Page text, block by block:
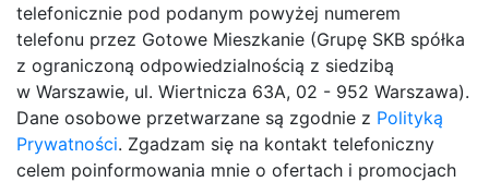
telefonicznie pod podanym powyżej numerem
telefonu przez Gotowe Mieszkanie (Grupę SKB spółka
z ograniczoną odpowiedzialnością z siedzibą
w Warszawie, ul. Wiertnicza 63A, 02 - 952 Warszawa).
Dane osobowe przetwarzane są zgodnie z Polityką
Prywatności. Zgadzam się na kontakt telefoniczny
celem poinformowania mnie o ofertach i promocjach